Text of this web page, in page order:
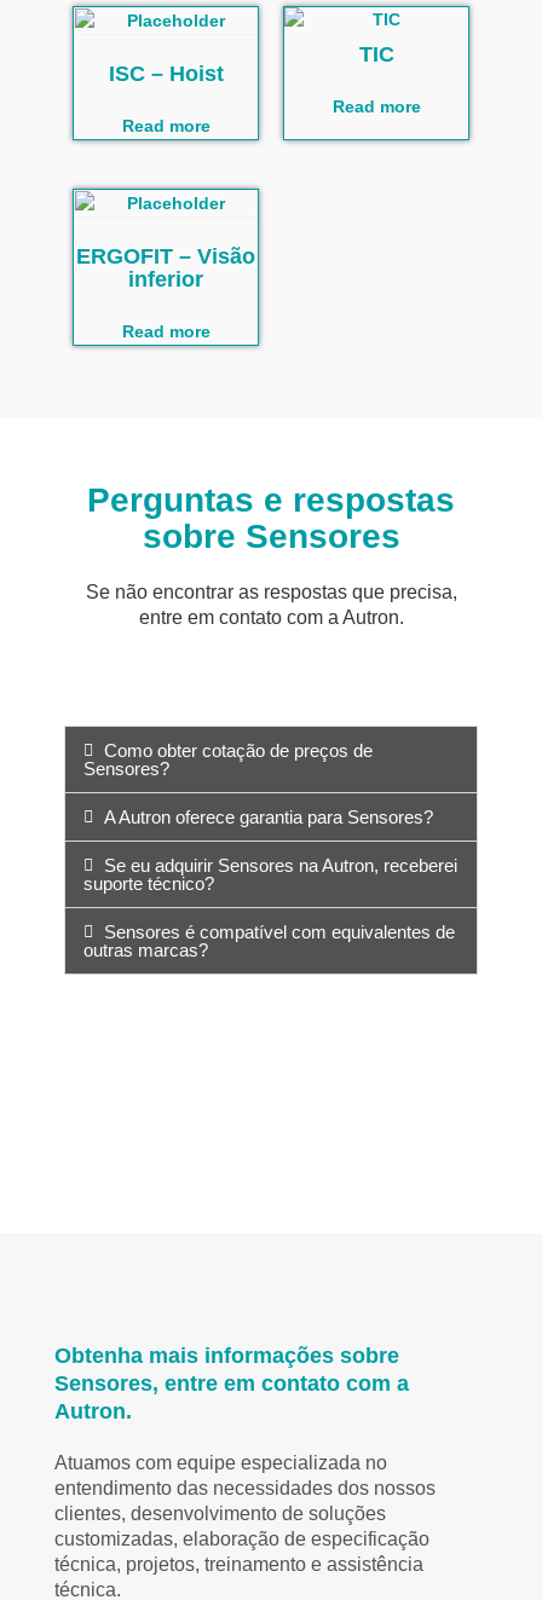
ISC – Hoist
Read more
TIC
Read more
ERGOFIT – Visão
inferior
Read more
Perguntas e respostas
sobre Sensores
Se não encontrar as respostas que precisa,
entre em contato com a Autron.
Como obter cotação de preços de
Sensores?
A Autron oferece garantia para Sensores?
Se eu adquirir Sensores na Autron, receberei
suporte técnico?
Sensores é compatível com equivalentes de
outras marcas?
Obtenha mais informações sobre
Sensores, entre em contato com a
Autron.
Atuamos com equipe especializada no
entendimento das necessidades dos nossos
clientes, desenvolvimento de soluções
customizadas, elaboração de especificação
técnica, projetos, treinamento e assistência
técnica.